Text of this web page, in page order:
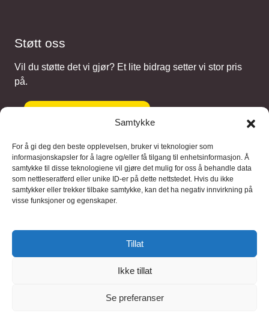
Samtykke
For å gi deg den beste opplevelsen, bruker vi teknologier som
informasjonskapsler for å lagre og/eller få tilgang til enhetsinformasjon. Å
samtykke til disse teknologiene vil gjøre det mulig for oss å behandle data
som nettleseratferd eller unike ID-er på dette nettstedet. Hvis du ikke
samtykker eller trekker tilbake samtykke, kan det ha negativ innvirkning på
visse funksjoner og egenskaper.
Tillat
Ikke tillat
Se preferanser
Støtt oss
Vil du støtte det vi gjør? Et lite bidrag setter vi stor pris
på.
Gi et bidrag
Samarbeidspartnere
Blaaregn – digitale tjenester